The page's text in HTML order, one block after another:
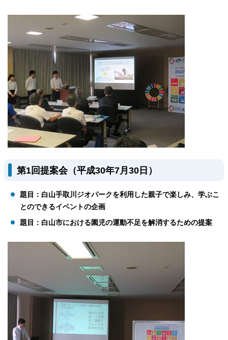
第1回提案会（平成30年7月30日）
題目：白山手取川ジオパークを利用した親子で楽しみ、学ぶこ
とのできるイベントの企画
題目：白山市における園児の運動不足を解消するための提案